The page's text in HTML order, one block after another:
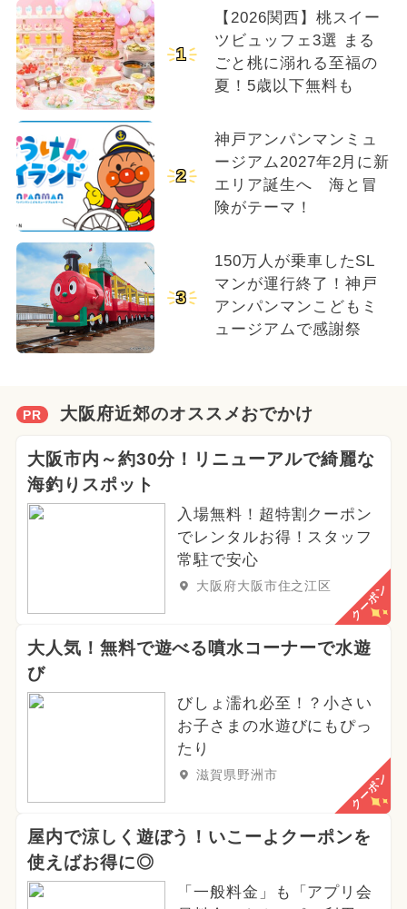
1
【2026関西】桃スイー
ツビュッフェ3選 まる
ごと桃に溺れる至福の
夏！5歳以下無料も
2
神戸アンパンマンミュ
ージアム2027年2月に新
エリア誕生へ 海と冒
険がテーマ！
3
150万人が乗車したSL
マンが運行終了！神戸
アンパンマンこどもミ
ュージアムで感謝祭
PR 大阪府近郊のオススメおでかけ
大阪市内～約30分！リニューアルで綺麗な
海釣りスポット
入場無料！超特割クーポン
でレンタルお得！スタッフ
常駐で安心
大阪府大阪市住之江区 クーポン
大人気！無料で遊べる噴水コーナーで水遊
び
びしょ濡れ必至！？小さい
お子さまの水遊びにもぴっ
たり
滋賀県野洲市 クーポン
屋内で涼しく遊ぼう！いこーよクーポンを
使えばお得に◎
「一般料金」も「アプリ会